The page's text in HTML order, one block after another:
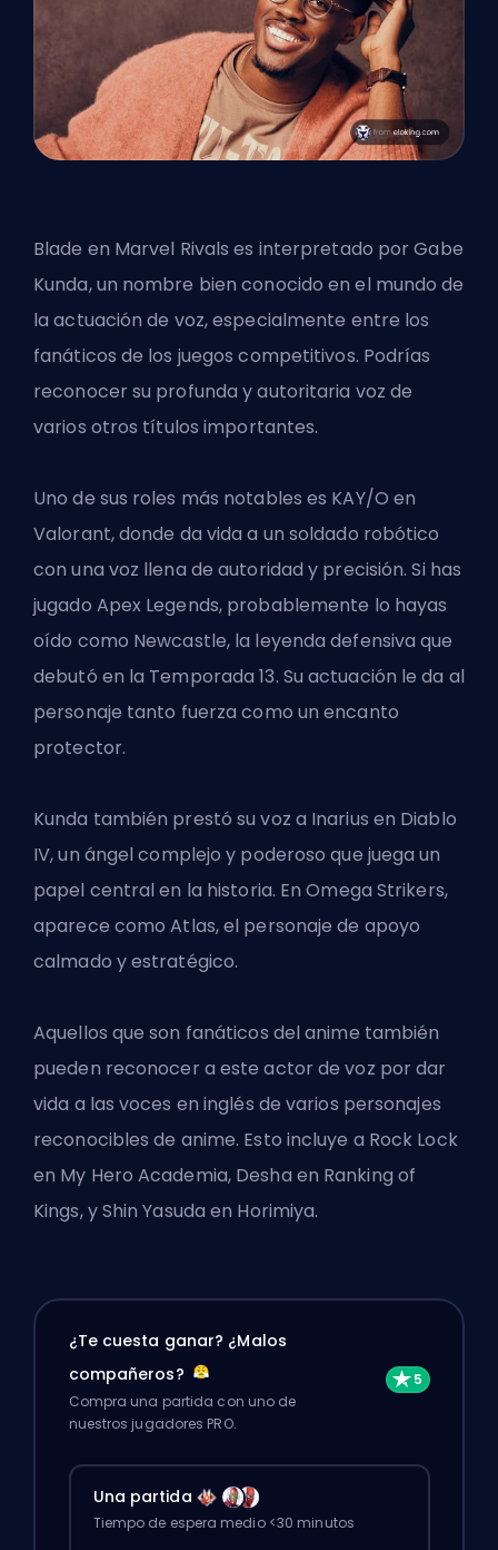
Blade en Marvel Rivals es interpretado por Gabe
Kunda, un nombre bien conocido en el mundo de
la actuación de voz, especialmente entre los
fanáticos de los juegos competitivos. Podrías
reconocer su profunda y autoritaria voz de
varios otros títulos importantes.
Uno de sus roles más notables es KAY/O en
Valorant, donde da vida a un soldado robótico
con una voz llena de autoridad y precisión. Si has
jugado Apex Legends, probablemente lo hayas
oído como Newcastle, la leyenda defensiva que
debutó en la Temporada 13. Su actuación le da al
personaje tanto fuerza como un encanto
protector.
Kunda también prestó su voz a Inarius en Diablo
IV, un ángel complejo y poderoso que juega un
papel central en la historia. En Omega Strikers,
aparece como Atlas, el personaje de apoyo
calmado y estratégico.
Aquellos que son fanáticos del anime también
pueden reconocer a este actor de voz por dar
vida a las voces en inglés de varios personajes
reconocibles de anime. Esto incluye a Rock Lock
en My Hero Academia, Desha en Ranking of
Kings, y Shin Yasuda en Horimiya.
¿Te cuesta ganar? ¿Malos
compañeros?
Compra una partida con uno de
nuestros jugadores PRO.
Una partida
Tiempo de espera medio <30 minutos